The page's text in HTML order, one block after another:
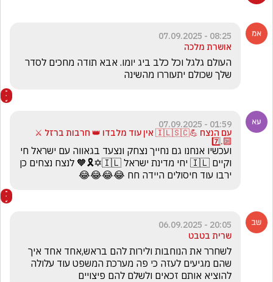
08:25 - 07.09.2025
אושרת מלכה
שלך שכולם יתעוררו מהשינה
01:59 - 07.09.2025
עם הנצח 💪🇮🇱🇸🇨 אין עוד מלבדו 👑 חרבות ברזל ⚔️
🔟.7️⃣
ירבו עוד חיסולים היידה חח 😂😂😂😂
20:05 - 06.09.2025
שרית בטבט
להוציא אותם זכאים ולשלם להם פיצויים